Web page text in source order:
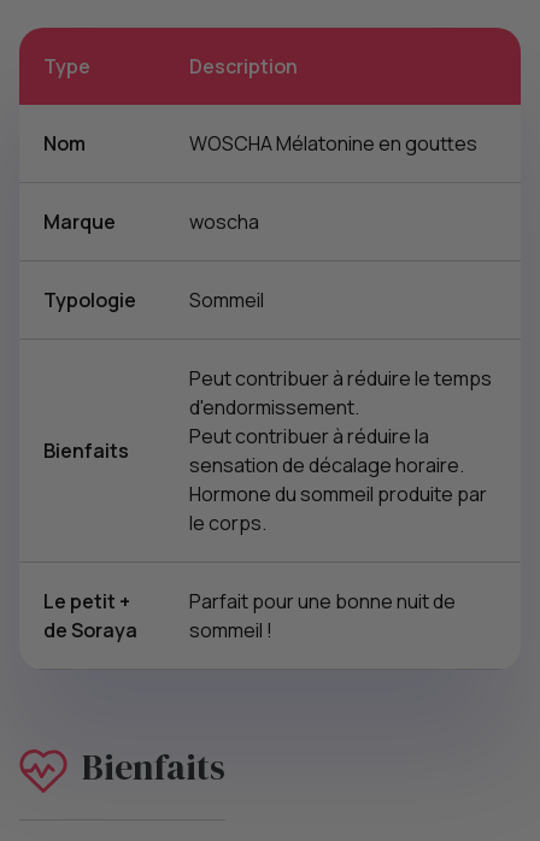
Type Description
Nom WOSCHA Mélatonine en gouttes
Marque woscha
Typologie Sommeil
Bienfaits
Peut contribuer à réduire le temps
d'endormissement.
Peut contribuer à réduire la
sensation de décalage horaire.
Hormone du sommeil produite par
le corps.
Le petit +
de Soraya
Parfait pour une bonne nuit de
sommeil !
Bienfaits